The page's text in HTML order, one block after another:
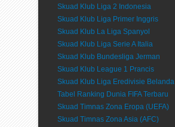
Skuad Klub Liga 2 Indonesia
Skuad Klub Liga Primer Inggris
Skuad Klub La Liga Spanyol
Skuad Klub Liga Serie A Italia
Skuad Klub Bundesliga Jerman
Skuad Klub League 1 Prancis
Skuad Klub Liga Eredivisie Belanda
Tabel Ranking Dunia FIFA Terbaru
Skuad Timnas Zona Eropa (UEFA)
Skuad Timnas Zona Asia (AFC)